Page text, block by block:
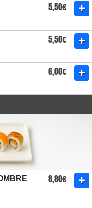
5,50€
5,50€
6,00€
8,80€